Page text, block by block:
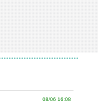
08/06 16:08